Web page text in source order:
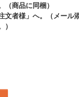
商品に同梱）
者様」へ。（メール添